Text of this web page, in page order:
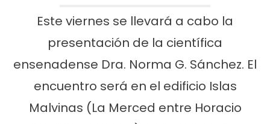
Este viernes se llevará a cabo la
presentación de la científica
ensenadense Dra. Norma G. Sánchez. El
encuentro será en el edificio Islas
Malvinas (La Merced entre Horacio